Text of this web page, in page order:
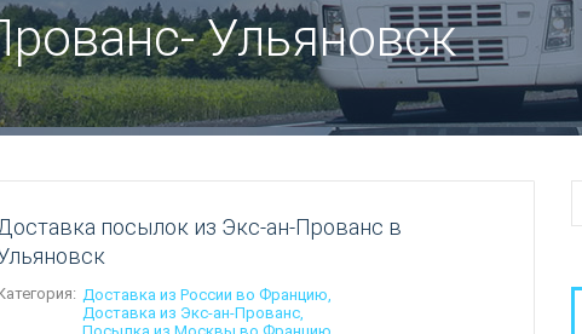
Ульяновск
Доставка посылок из Экс-ан-Прованс в
Доставка из России во Францию
Доставка из Экс-ан-Прованс